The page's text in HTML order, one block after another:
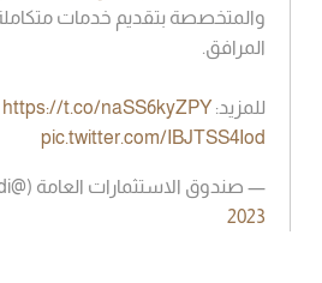
والمتخصصة بتقديم خدمات
المرافق.
للمزيد: https://t.co/naSS6kyZPY
pic.twitter.com/IBJTSS4Iod
— صندوق الاستثمارات العامة (@PIFSaudi)
2023